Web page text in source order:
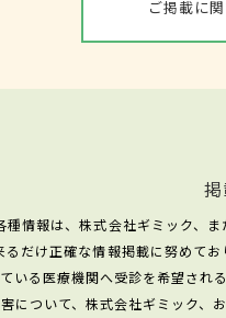
ご掲載に
種情報は、株式会社ギミック、
るだけ正確な情報掲載に努めて
いる医療機関へ受診を希望され
について、株式会社ギミック、